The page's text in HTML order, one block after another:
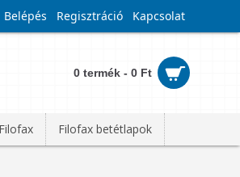
Belépés Regisztráció Kapcsolat
0 termék - 0 Ft
Filofax Filofax betétlapok